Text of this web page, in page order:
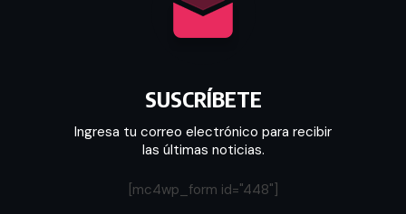
SUSCRÍBETE
Ingresa tu correo electrónico para recibir
las últimas noticias.
[mc4wp_form id="448"]